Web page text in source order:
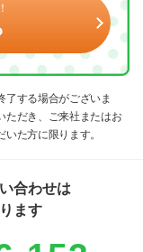
する場合がございま
だき、ご来社またはお
た方に限ります。
合わせは
ます